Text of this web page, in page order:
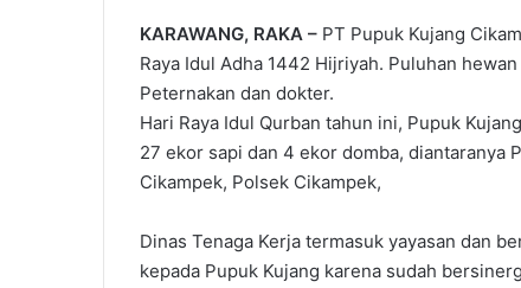
KARAWANG, RAKA – PT Pupuk Kujang
Raya Idul Adha 1442 Hijriyah. Puluhan
Peternakan dan dokter.
Hari Raya Idul Qurban tahun ini, Pupuk
27 ekor sapi dan 4 ekor domba, diantaranya
Cikampek, Polsek Cikampek,
Dinas Tenaga Kerja termasuk yayasan dan
kepada Pupuk Kujang karena sudah